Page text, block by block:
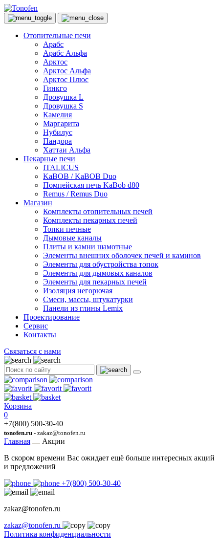
Отопительные печи
Арабс
Арабс Альфа
Арктос
Арктос Альфа
Арктос Плюс
Гинкго
Дровушка L
Дровушка S
Камелия
Маргарита
Нубилус
Пандора
Хаттаи Альфа
Пекарные печи
ITALICUS
KaBOB / KaBOB Duo
Помпейская печь KaBob d80
Remus / Remus Duo
Магазин
Комплекты отопительных печей
Комплекты пекарных печей
Топки печные
Дымовые каналы
Плиты и камни шамотные
Элементы внешних оболочек печей и каминов
Элементы для обустройства топок
Элементы для дымовых каналов
Элементы для пекарных печей
Изоляция негорючая
Смеси, массы, штукатурки
Панели из глины Lemix
Проектирование
Сервис
Контакты
Связаться с нами
Корзина
0
+7(800) 500-30-40
tonofen.ru - zakaz@tonofen.ru
Главная
Акции
В скором времени Вас ожидает ещё больше интересных акций
и предложений
+7(800) 500-30-40
zakaz@tonofen.ru
zakaz@tonofen.ru
Политика конфиденциальности